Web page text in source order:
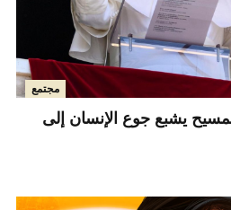
مجتمع
يشبع جوع الإنسان إلى